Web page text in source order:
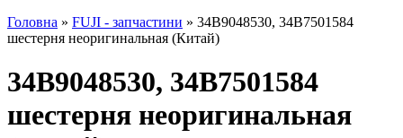
Головна » FUJI - запчастини » 34B9048530, 34B7501584
шестерня неоригинальная (Китай)
34B9048530, 34B7501584
шестерня неоригинальная